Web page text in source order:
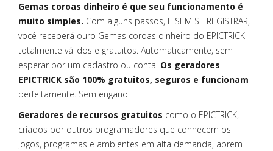
Gemas coroas dinheiro é que seu funcionamento é
muito simples. Com alguns passos, E SEM SE REGISTRAR,
você receberá ouro Gemas coroas dinheiro do EPICTRICK
totalmente válidos e gratuitos. Automaticamente, sem
esperar por um cadastro ou conta. Os geradores
EPICTRICK são 100% gratuitos, seguros e funcionam
perfeitamente. Sem engano.
Geradores de recursos gratuitos como o EPICTRICK,
criados por outros programadores que conhecem os
jogos, programas e ambientes em alta demanda, abrem